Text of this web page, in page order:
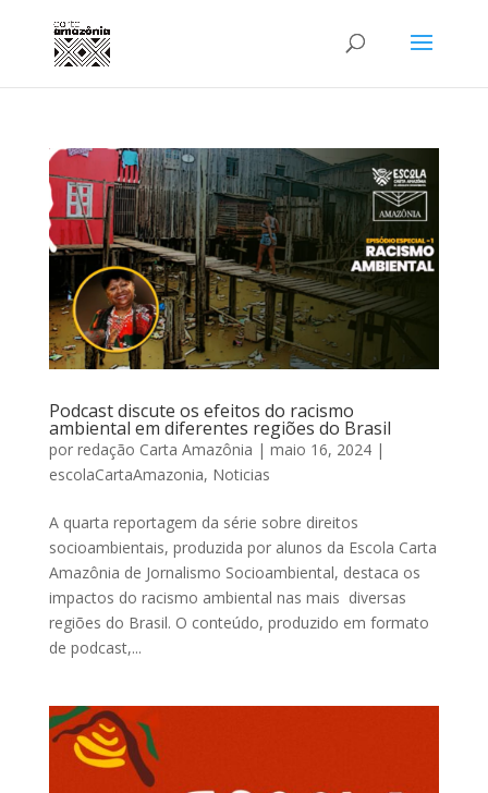
Podcast discute os efeitos do racismo
ambiental em diferentes regiões do Brasil
por redação Carta Amazônia | maio 16, 2024|
escolaCartaAmazonia, Noticias
A quarta reportagem da série sobre direitos
socioambientais, produzida por alunos da Escola Carta
Amazônia de Jornalismo Socioambiental, destaca os
impactos do racismo ambiental nas mais diversas
regiões do Brasil. O conteúdo, produzido em formato
de podcast,...